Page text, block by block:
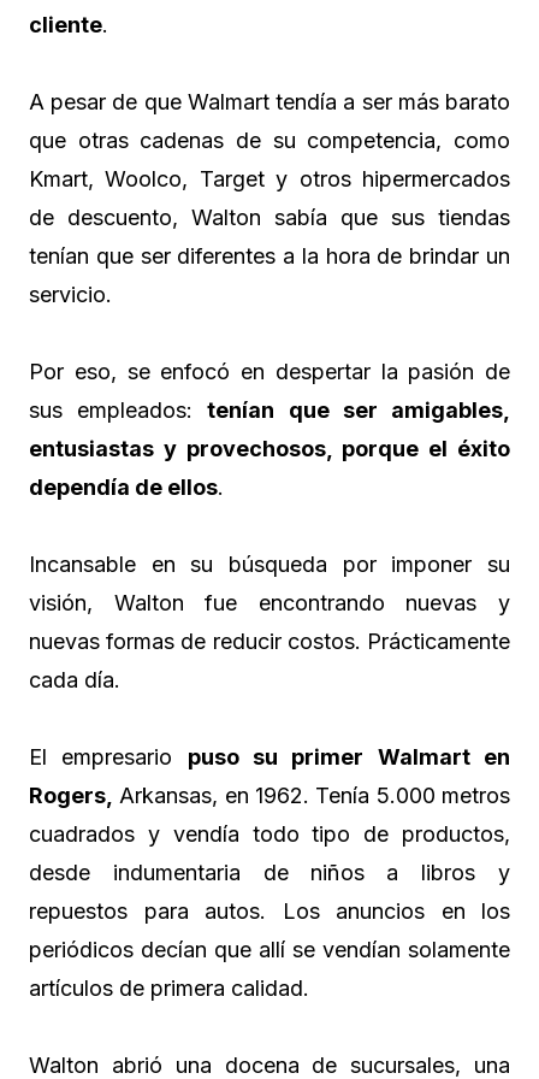
cliente.
A pesar de que Walmart tendía a ser más barato
que otras cadenas de su competencia, como
Kmart, Woolco, Target y otros hipermercados
de descuento, Walton sabía que sus tiendas
tenían que ser diferentes a la hora de brindar un
servicio.
Por eso, se enfocó en despertar la pasión de
sus empleados:tenían que ser amigables,
entusiastas y provechosos, porque el éxito
dependía de ellos.
Incansable en su búsqueda por imponer su
visión, Walton fue encontrando nuevas y
nuevas formas de reducir costos. Prácticamente
cada día.
El empresario puso su primer Walmart en
Rogers, Arkansas, en 1962. Tenía 5.000 metros
cuadrados y vendía todo tipo de productos,
desde indumentaria de niños a libros y
repuestos para autos. Los anuncios en los
periódicos decían que allí se vendían solamente
artículos de primera calidad.
Walton abrió una docena de sucursales, una